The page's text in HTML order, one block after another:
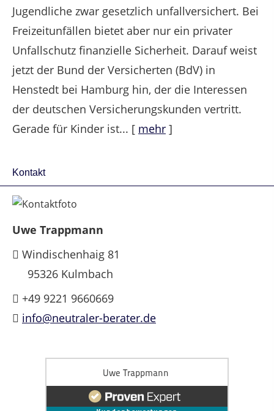
Jugendliche zwar gesetzlich unfallversichert. Bei
Freizeitunfällen bietet aber nur ein privater
Unfallschutz finanzielle Sicherheit. Darauf weist
jetzt der Bund der Versicherten (BdV) in
Henstedt bei Hamburg hin, der die Interessen
der deutschen Versicherungskunden vertritt.
Gerade für Kinder ist... [ mehr ]
Kontakt
Uwe Trappmann
Windischenhaig 81
95326 Kulmbach
+49 9221 9660669
info@neutraler-berater.de